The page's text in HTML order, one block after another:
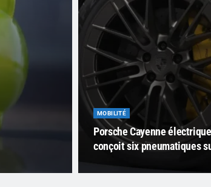
MOBILITÉ
Porsche Cayenne
conçoit six pneumatiques